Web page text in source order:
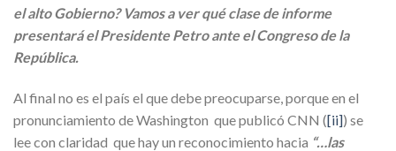
el alto Gobierno? Vamos a ver qué clase de informe
presentará el Presidente Petro ante el Congreso de la
República.
Al final no es el país el que debe preocuparse, porque en el
pronunciamiento de Washington que publicó CNN ([ii]) se
lee con claridad que hay un reconocimiento hacia “…las